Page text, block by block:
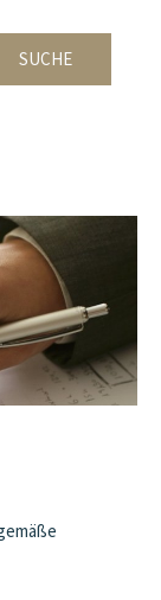
SUCHE